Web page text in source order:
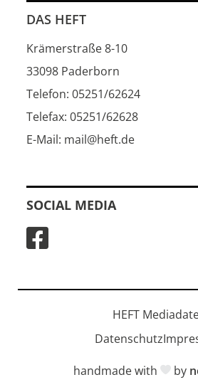
DAS HEFT
Krämerstraße 8-10
33098 Paderborn
Telefon: 05251/62624
Telefax: 05251/62628
E-Mail: mail@heft.de
SOCIAL MEDIA
HEFT
Datenschutz
handmade with by